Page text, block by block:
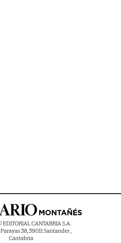
CANTABRIA S.A.
38, 39011 Santander ,
Cantabria